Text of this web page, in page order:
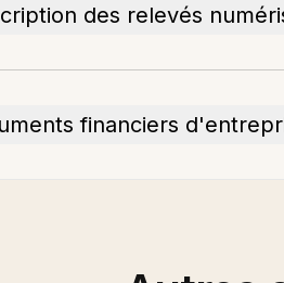
des relevés
financiers